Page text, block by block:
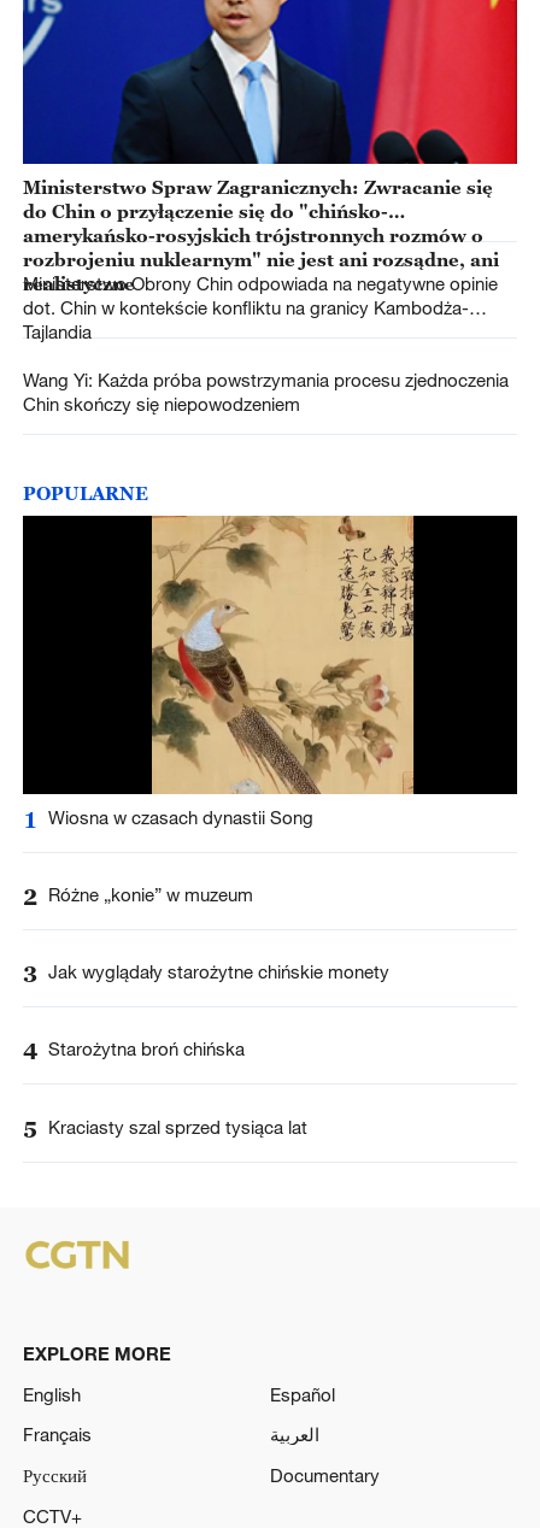
Ministerstwo Spraw Zagranicznych: Zwracanie się
do Chin o przyłączenie się do "chińsko-
amerykańsko-rosyjskich trójstronnych rozmów o
rozbrojeniu nuklearnym" nie jest ani rozsądne, ani
realistyczne
Ministerstwo Obrony Chin odpowiada na negatywne opinie
dot. Chin w kontekście konfliktu na granicy Kambodża-
Tajlandia
Wang Yi: Każda próba powstrzymania procesu zjednoczenia
Chin skończy się niepowodzeniem
POPULARNE
1 Wiosna w czasach dynastii Song
2 Różne „konie” w muzeum
3 Jak wyglądały starożytne chińskie monety
4 Starożytna broń chińska
5 Kraciasty szal sprzed tysiąca lat
EXPLORE MORE
English
Español
Français
العربية
Русский
Documentary
CCTV+